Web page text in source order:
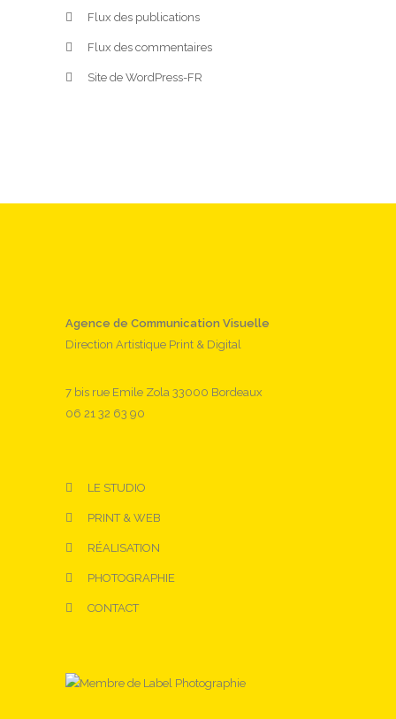
Flux des publications
Flux des commentaires
Site de WordPress-FR
Agence de Communication Visuelle
Direction Artistique Print & Digital
7 bis rue Emile Zola 33000 Bordeaux
06 21 32 63 90
LE STUDIO
PRINT & WEB
RÉALISATION
PHOTOGRAPHIE
CONTACT